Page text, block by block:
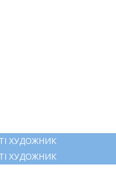
ХУДОЖНИК
ХУДОЖНИК